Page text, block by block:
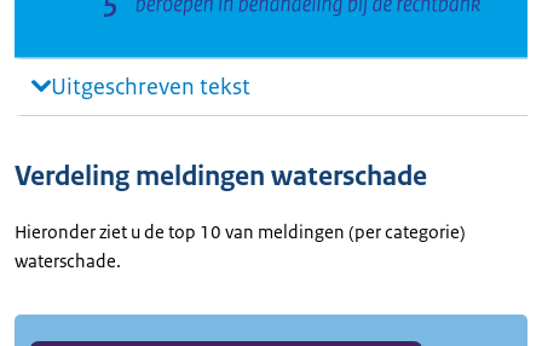
Uitgeschreven tekst
Verdeling meldingen waterschade
Hieronder ziet u de top 10 van meldingen (per categorie)
waterschade.